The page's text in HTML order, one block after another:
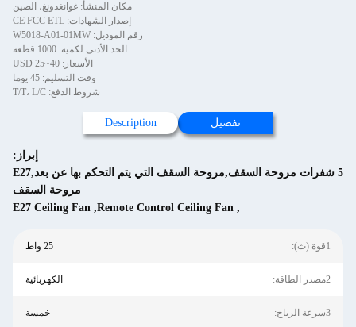
مكان المنشأ: غوانغدونغ، الصين
إصدار الشهادات: CE FCC ETL
رقم الموديل: W5018-A01-01MW
الحد الأدنى لكمية: 1000 قطعة
الأسعار: USD 25~40
وقت التسليم: 45 يوما
شروط الدفع: T/T، L/C
تفصيل Description
إبراز:
5 شفرات مروحة السقف,مروحة السقف التي يتم التحكم بها عن بعد,E27
مروحة السقف
Remote Control Ceiling Fan
,
E27 Ceiling Fan
الكهربائية
خمسة